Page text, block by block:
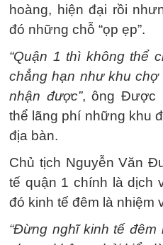
hoàng, hiện đại rồi
đó những chỗ “ọp ẹp”.
“Quận 1 thì không thể
chẳng hạn như khu
nhận được”, ông Được
thể lãng phí những khu
địa bàn.
Chủ tịch Nguyễn Văn
tế quận 1 chính là dịch
đó kinh tế đêm là nhiệm
“Đừng nghĩ kinh tế